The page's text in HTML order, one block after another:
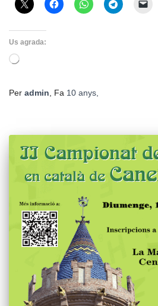
Us agrada:
S'està
Per admin , Fa 10 anys